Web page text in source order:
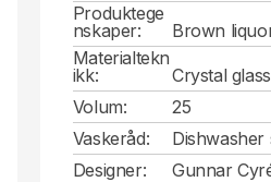
Produktege
nskaper:
Brown
Materialtekn
ikk:
Crystal glass
Volum:
25
Vaskeråd:
Dishwasher
Designer:
Gunnar